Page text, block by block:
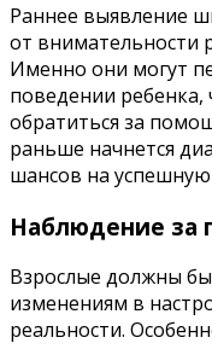
Раннее выявление
от внимательности
Именно они могут
поведении
обратиться за
раньше начнется
шансов на
Наблюдение за
Взрослые должны
изменениям в
реальности.